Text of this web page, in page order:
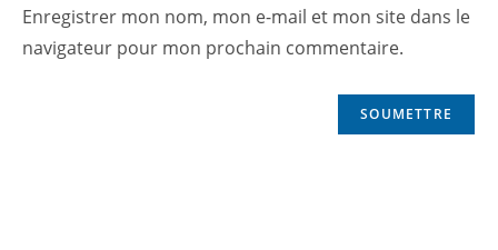
Enregistrer mon nom, mon e-mail et mon site dans le
navigateur pour mon prochain commentaire.